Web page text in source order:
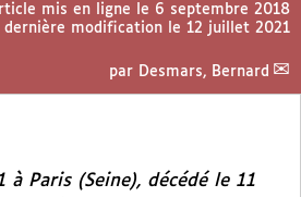
mis en ligne le 6 septembre 2018
dernière modification le 12 juillet 2021
par Desmars, Bernard
Paris (Seine), décédé le 11